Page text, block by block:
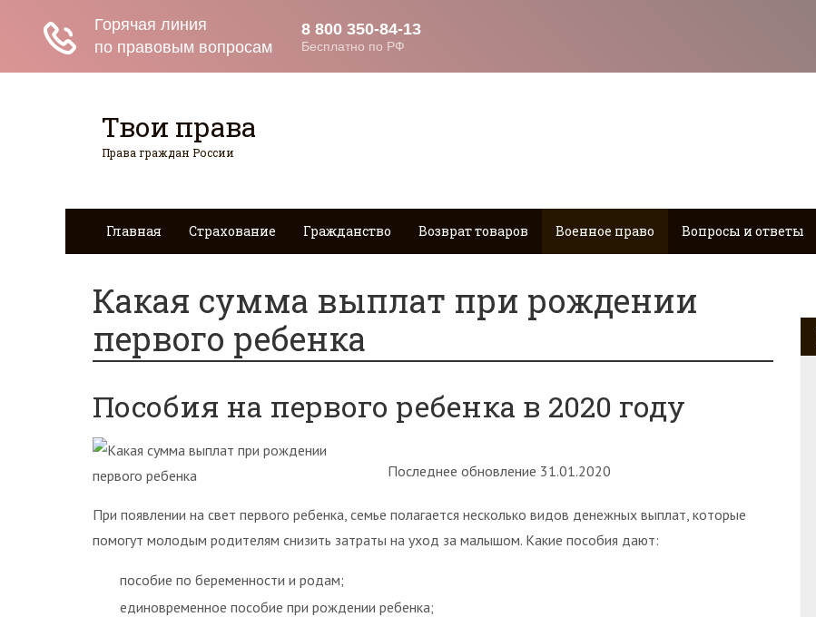
Твои права
Права граждан России
Главная Страхование Гражданство Возврат товаров Военное право Вопросы и ответы
Какая сумма выплат при рождении
первого ребенка
Пособия на первого ребенка в 2020 году
Последнее обновление 31.01.2020
При появлении на свет первого ребенка, семье полагается несколько видов денежных выплат, которые
помогут молодым родителям снизить затраты на уход за малышом. Какие пособия дают:
пособие по беременности и родам;
единовременное пособие при рождении ребенка;